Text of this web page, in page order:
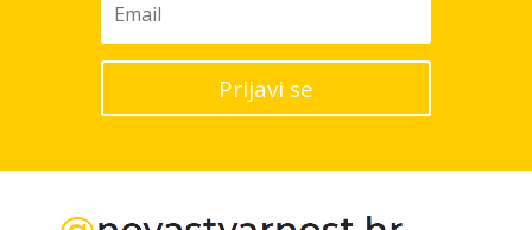
Prijavi se